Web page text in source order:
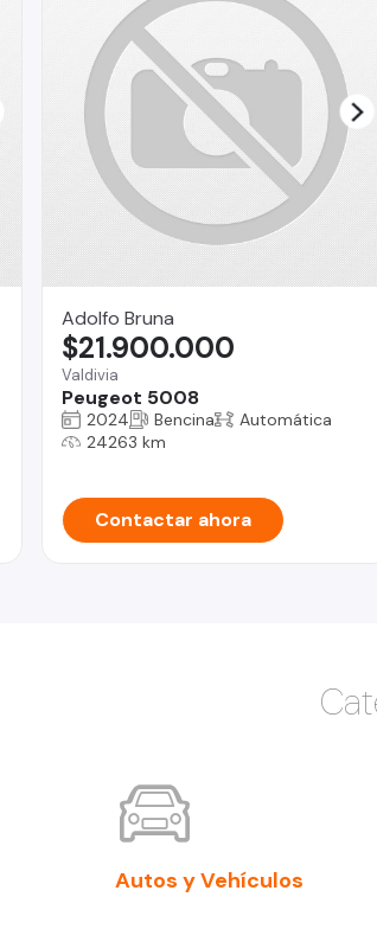
Adolfo Bruna
Valdivia
Peugeot 5008
$21.900.000
2024 Bencina
Automática
24263 km
Contactar ahora
Autos y Vehículos